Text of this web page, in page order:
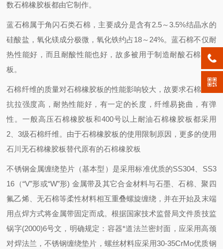
数石棉橡胶板都由它制作。
蓝石棉属于角闪石类石棉，主要成分是含有2.5～3.5%结晶水的
硅酸盐，氧化镁成分极微，氧化铁约占18～24%。蓝石棉不仅耐
热性能好，而且耐酸性能也好，故多被用于制造耐酸石棉橡胶
板。
石棉纤维的质量对石棉橡胶板的性能影响较大，故要求石棉纤维
抗拉强度高，耐热性能好，有一定的长度，纤维易挠曲，有弹
性。一般高压石棉橡胶板和400号以上耐油石棉橡胶板都采用
2、3级石棉纤维。由于石棉橡胶板的使用限制原因，更多的使用
石川无石棉橡胶板替代原有的石棉橡胶板
不锈钢金属缠绕垫片（基本型）是采用标准优质的SS304、SS3
16（“V”形或“W”形) 金属带及其它合金材料与石墨、石棉、聚四
氟乙烯、无石棉等柔性材料相互重叠螺旋缠绕，并在开始及末端
用点焊方式将金属带固定而成。根据国家技术监督局文件质技监
锅字(2000)6号文，明确规定：容器*道法兰密封面，应采用高颈
对焊法兰，不锈钢缠绕垫片，螺丝材料应采用30-35CrMo优质钢